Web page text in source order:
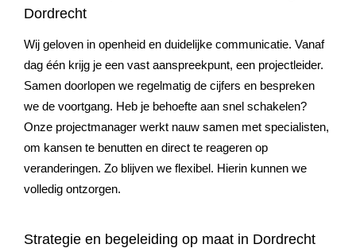
Dordrecht
Wij geloven in openheid en duidelijke communicatie. Vanaf
dag één krijg je een vast aanspreekpunt, een projectleider.
Samen doorlopen we regelmatig de cijfers en bespreken
we de voortgang. Heb je behoefte aan snel schakelen?
Onze projectmanager werkt nauw samen met specialisten,
om kansen te benutten en direct te reageren op
veranderingen. Zo blijven we flexibel. Hierin kunnen we
volledig ontzorgen.
Strategie en begeleiding op maat in Dordrecht